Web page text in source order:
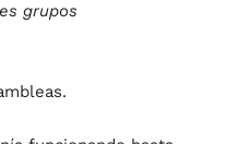
grupos